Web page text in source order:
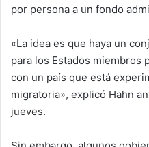
por persona a un fondo
«La idea es que haya un
para los Estados miembros
con un país que está
migratoria», explicó Hahn
jueves.